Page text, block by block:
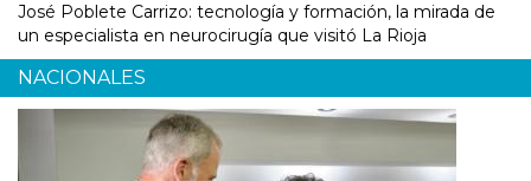
José Poblete Carrizo: tecnología y formación, la mirada de
un especialista en neurocirugía que visitó La Rioja
NACIONALES